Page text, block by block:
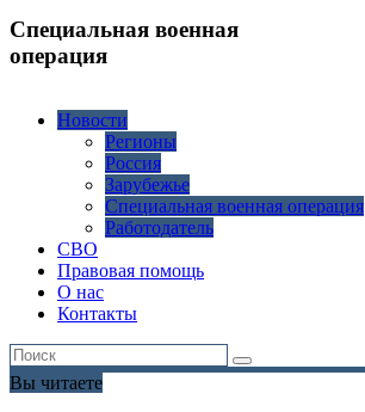
Специальная военная
операция
Новости
Регионы
Россия
Зарубежье
Специальная военная операция
Работодатель
СВО
Правовая помощь
О нас
Контакты
Вы читаете